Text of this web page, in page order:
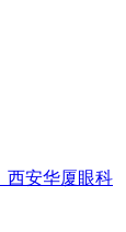
西安华厦眼科